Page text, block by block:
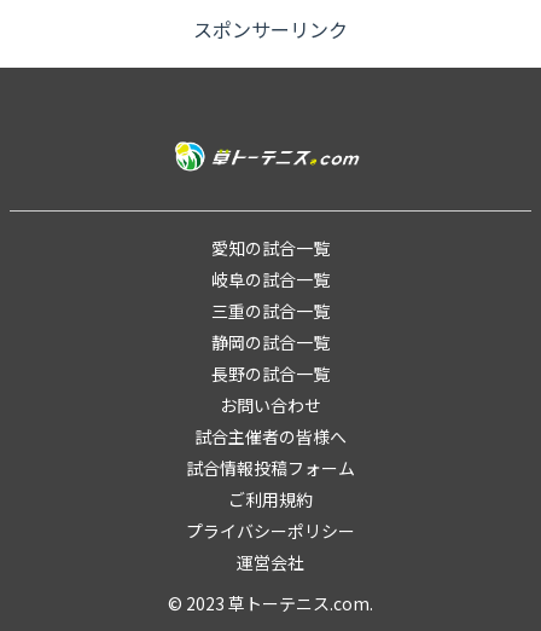
スポンサーリンク
愛知の試合一覧
岐阜の試合一覧
三重の試合一覧
静岡の試合一覧
長野の試合一覧
お問い合わせ
試合主催者の皆様へ
試合情報投稿フォーム
ご利用規約
プライバシーポリシー
運営会社
© 2023 草トーテニス.com.